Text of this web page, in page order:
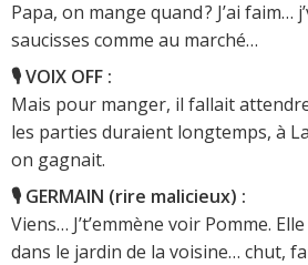
Papa, on mange quand ? J’ai faim…
saucisses comme au marché…
🎙️ VOIX OFF :
Mais pour manger, il fallait
les parties duraient longtemps, à
on gagnait.
🎙️ GERMAIN (rire malicieux) :
Viens… J’t’emmène voir Pomme.
dans le jardin de la voisine… chut,